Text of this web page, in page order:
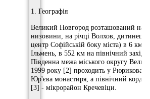
1. Географія
Великий Новгород розташований на
низовини, на річці Волхов, дитинець
центр Софійській боку міста) в 6 км
Ільмень, в 552 км на північний захід
Південна межа міського округу
1999 року [2] проходить у Рюрикова
Юр'єва монастиря, а північний
[3] - мікрорайон Кречевіци.